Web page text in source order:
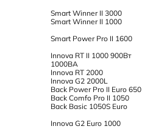
Smart Winner II 3000
Smart Winner II 1000
Smart Power Pro II 1600
Innova RT II 1000 900Вт
1000ВА
Innova RT 2000
Innova G2 2000L
Back Power Pro II Euro 650
Back Comfo Pro II 1050
Back Basic 1050S Euro
Innova G2 Euro 1000